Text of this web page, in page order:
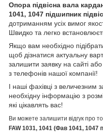
Опора підвісна вала
1041, 1047 підшипник
дотриманням усіх вимог
Швидко та легко
Якщо вам необхідно
щоб дізнатися актуальну
залишити заявку на сайті
з телефонів нашої компанії!
І наші фахівці з
необхідну інформацію з
які цікавлять вас!
Ви можете залишити відгук про
FAW 1031, 1041 (Фав 1041, 1047